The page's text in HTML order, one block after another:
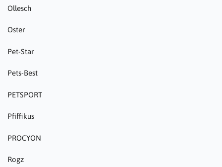
Ollesch
Oster
Pet-Star
Pets-Best
PETSPORT
Pfiffikus
PROCYON
Rogz